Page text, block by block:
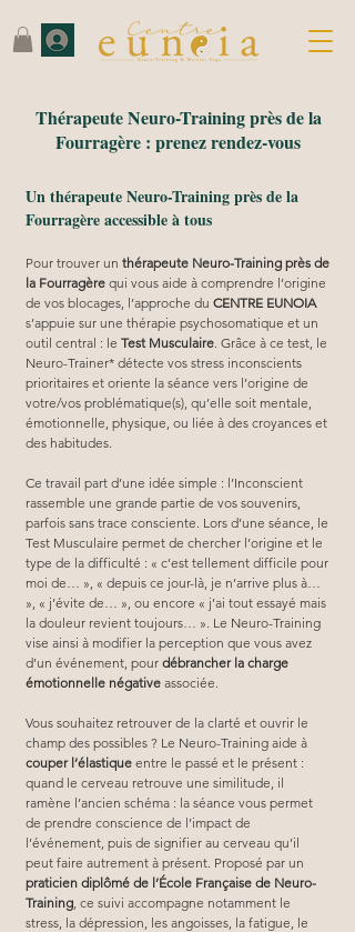
Thérapeute Neuro-Training près de la
Fourragère : prenez rendez-vous
Un thérapeute Neuro-Training près de la
Fourragère accessible à tous
Pour trouver un thérapeute Neuro-Training près de
la Fourragère qui vous aide à comprendre l’origine
de vos blocages, l’approche du CENTRE EUNOIA
s’appuie sur une thérapie psychosomatique et un
outil central : le Test Musculaire . Grâce à ce test, le
Neuro-Trainer* détecte vos stress inconscients
prioritaires et oriente la séance vers l’origine de
votre/vos problématique(s), qu’elle soit mentale,
émotionnelle, physique, ou liée à des croyances et
des habitudes.
Ce travail part d’une idée simple : l’Inconscient
rassemble une grande partie de vos souvenirs,
parfois sans trace consciente. Lors d’une séance, le
Test Musculaire permet de chercher l’origine et le
type de la difficulté : « c’est tellement difficile pour
moi de… », « depuis ce jour-là, je n’arrive plus à…
», « j’évite de… », ou encore « j’ai tout essayé mais
la douleur revient toujours… ». Le Neuro-Training
vise ainsi à modifier la perception que vous avez
d’un événement, pour débrancher la charge
émotionnelle négative associée.
Vous souhaitez retrouver de la clarté et ouvrir le
champ des possibles ? Le Neuro-Training aide à
couper l’élastique entre le passé et le présent :
quand le cerveau retrouve une similitude, il
ramène l’ancien schéma : la séance vous permet
de prendre conscience de l’impact de
l’événement, puis de signifier au cerveau qu’il
peut faire autrement à présent. Proposé par un
praticien diplômé de l’École Française de Neuro-
Training , ce suivi accompagne notamment le
stress, la dépression, les angoisses, la fatigue, le